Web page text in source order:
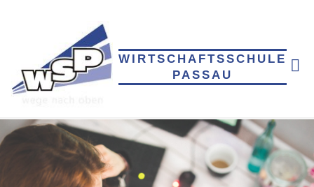
WIRTSCHAFTSSCHULE
PASSAU